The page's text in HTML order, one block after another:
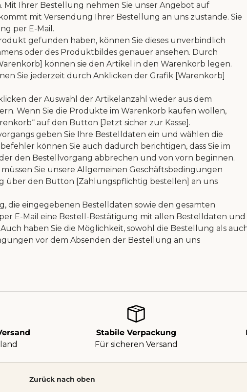
Mit Ihrer Bestellung nehmen Sie unser Angebot auf
mit Versendung Ihrer Bestellung an uns zustande. Sie
per E-Mail.
gefunden haben, können Sie dieses unverbindlich
oder des Produktbildes genauer ansehen. Durch
können sie den Artikel in den Warenkorb legen.
Sie jederzeit durch Anklicken der Grafik [Warenkorb]
der Auswahl der Artikelanzahl wieder aus dem
Wenn Sie die Produkte im Warenkorb kaufen wollen,
auf den Button [Jetzt sicher zur Kasse].
geben Sie Ihre Bestelldaten ein und wählen die
können Sie auch dadurch berichtigen, dass Sie im
den Bestellvorgang abbrechen und von vorn beginnen.
Sie unsere Allgemeinen Geschäftsbedingungen
über den Button [Zahlungspflichtig bestellen] an uns
die eingegebenen Bestelldaten sowie den gesamten
E-Mail eine Bestell-Bestätigung mit allen Bestelldaten und
haben Sie die Möglichkeit, sowohl die Bestellung als
vor dem Absenden der Bestellung an uns
Stabile Verpackung
Für sicheren Versand
Zurück nach oben